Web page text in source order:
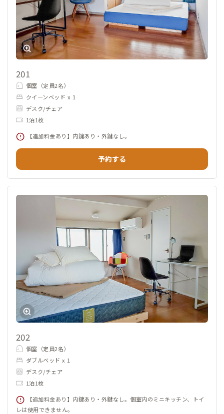
201
個室（定員2名）
クイーンベッド x 1
デスク/チェア
1泊1枚
【追加料金あり】内鍵あり・外鍵なし。
予約する
202
個室（定員2名）
ダブルベッド x 1
デスク/チェア
1泊1枚
【追加料金あり】内鍵あり・外鍵なし。個室内のミニキッチン、トイ
レは使用できません。